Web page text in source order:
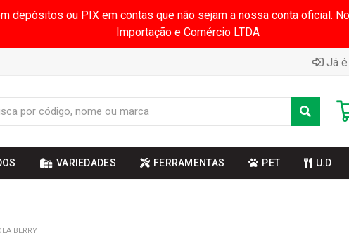
depósitos ou PIX em contas que não sejam a nossa conta oficial.
Importação e Comércio LTDA
Já
VARIEDADES FERRAMENTAS PET U.D
BERRY